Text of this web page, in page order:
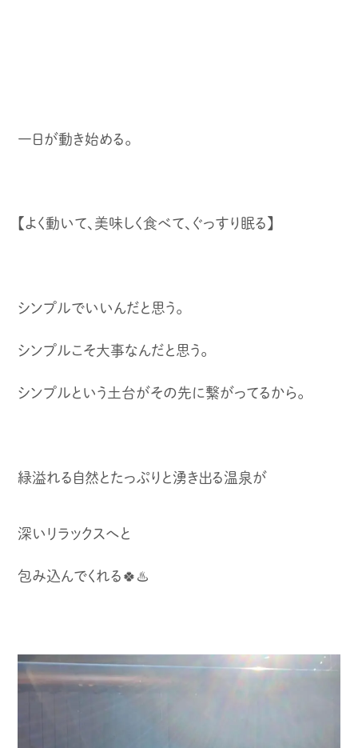
一日が動き始める。
【よく動いて、美味しく食べて、ぐっすり眠る】
シンプルでいいんだと思う。
シンプルこそ大事なんだと思う。
シンプルという土台がその先に繋がってるから。
緑溢れる自然とたっぷりと湧き出る温泉が
深いリラックスへと
包み込んでくれる🍀♨️